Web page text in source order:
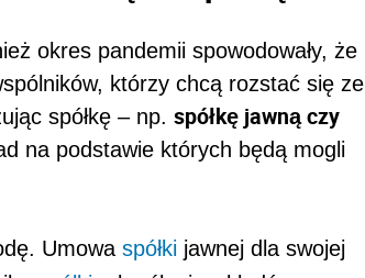
okres pandemii spowodowały, że
którzy chcą rozstać się ze
spółkę – np. spółkę jawną czy
na podstawie których będą mogli
Umowa spółki jawnej dla swojej